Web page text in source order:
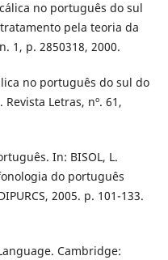
no português do sul
pela teoria da
1, p. 2850318, 2000.
no português do sul do
Letras, nº. 61,
In: BISOL, L.
do português
2005. p. 101-133.
Cambridge: